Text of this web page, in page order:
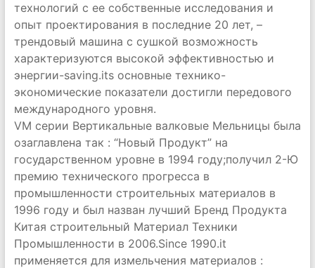
технологий с ее собственные исследования и
опыт проектирования в последние 20 лет, –
трендовый машина с сушкой возможность
характеризуются высокой эффективностью и
энергии-saving.its основные технико-
экономические показатели достигли передового
международного уровня.
VM серии Вертикальные валковые Мельницы была
озаглавлена так : “Новый Продукт” на
государственном уровне в 1994 году;получил 2-Ю
премию технического прогресса в
промышленности строительных материалов в
1996 году и был назван лучший Бренд Продукта
Китая строительный Материал Техники
Промышленности в 2006.Since 1990.it
применяется для измельчения материалов :